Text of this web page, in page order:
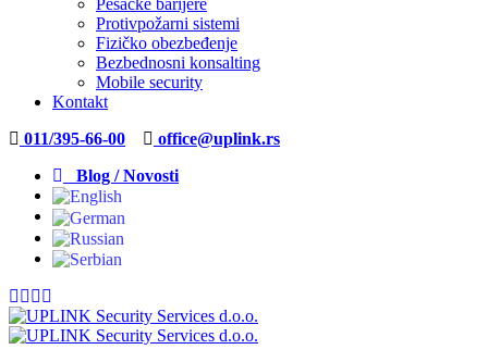
Pešačke barijere
Protivpožarni sistemi
Fizičko obezbeđenje
Bezbednosni konsalting
Mobile security
Kontakt
011/395-66-00
office@uplink.rs
Blog / Novosti